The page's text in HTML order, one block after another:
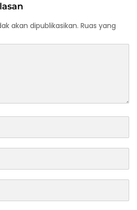
akan dipublikasikan. Ruas yang